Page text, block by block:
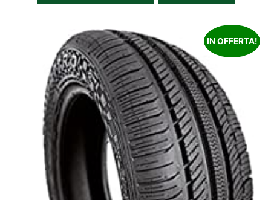
IN OFFERTA!